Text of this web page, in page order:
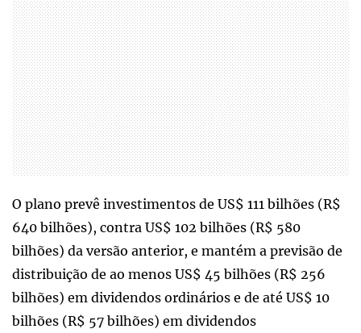
O plano prevê investimentos de US$ 111 bilhões (R$
640 bilhões), contra US$ 102 bilhões (R$ 580
bilhões) da versão anterior, e mantém a previsão de
distribuição de ao menos US$ 45 bilhões (R$ 256
bilhões) em dividendos ordinários e de até US$ 10
bilhões (R$ 57 bilhões) em dividendos